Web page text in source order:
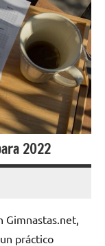
2022
Gimnastas.net,
práctico